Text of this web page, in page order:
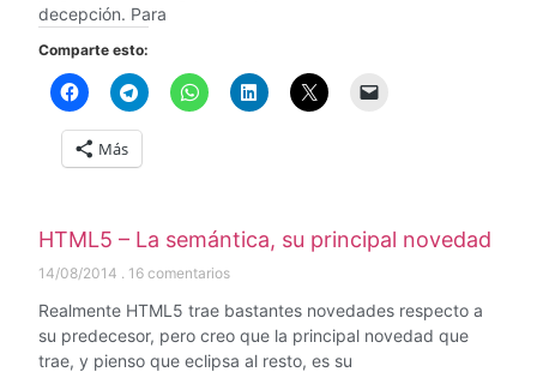
decepción. Para
Comparte esto:
Más
HTML5 – La semántica, su principal novedad
14/08/2014 16 comentarios
Realmente HTML5 trae bastantes novedades respecto a
su predecesor, pero creo que la principal novedad que
trae, y pienso que eclipsa al resto, es su